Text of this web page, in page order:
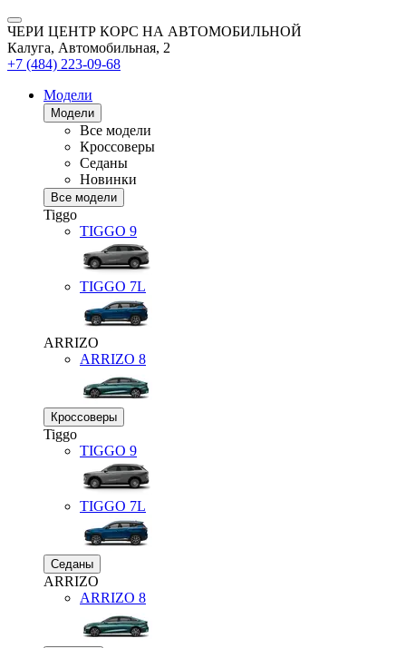
ЧЕРИ ЦЕНТР КОРС НА АВТОМОБИЛЬНОЙ
Калуга, Автомобильная, 2
+7 (484) 223-09-68
Модели
Модели
Все модели
Кроссоверы
Седаны
Новинки
Все модели
Tiggo
TIGGO 9
TIGGO 7L
ARRIZO
ARRIZO 8
Кроссоверы
Tiggo
TIGGO 9
TIGGO 7L
Седаны
ARRIZO
ARRIZO 8